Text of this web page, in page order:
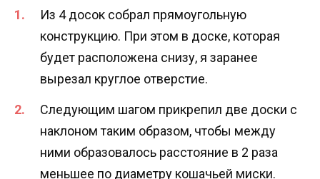
Из 4 досок собрал прямоугольную
конструкцию. При этом в доске, которая
будет расположена снизу, я заранее
вырезал круглое отверстие.
Следующим шагом прикрепил две доски с
наклоном таким образом, чтобы между
ними образовалось расстояние в 2 раза
меньшее по диаметру кошачьей миски.